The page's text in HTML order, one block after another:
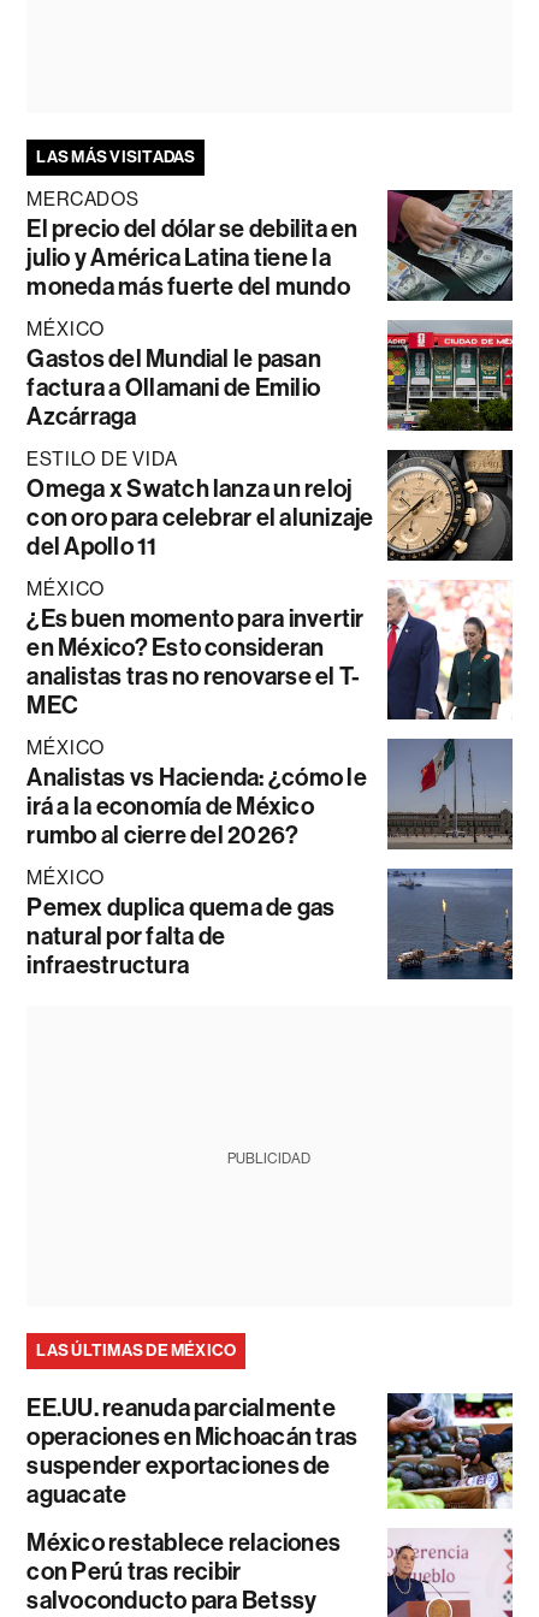
LAS MÁS VISITADAS
MERCADOS
El precio del dólar se debilita en
julio y América Latina tiene la
moneda más fuerte del mundo
MÉXICO
Gastos del Mundial le pasan
factura a Ollamani de Emilio
Azcárraga
ESTILO DE VIDA
Omega x Swatch lanza un reloj
con oro para celebrar el alunizaje
del Apollo 11
MÉXICO
¿Es buen momento para invertir
en México? Esto consideran
analistas tras no renovarse el T-
MEC
MÉXICO
Analistas vs Hacienda: ¿cómo le
irá a la economía de México
rumbo al cierre del 2026?
MÉXICO
Pemex duplica quema de gas
natural por falta de
infraestructura
PUBLICIDAD
LAS ÚLTIMAS DE MÉXICO
EE.UU. reanuda parcialmente
operaciones en Michoacán tras
suspender exportaciones de
aguacate
México restablece relaciones
con Perú tras recibir
salvoconducto para Betssy